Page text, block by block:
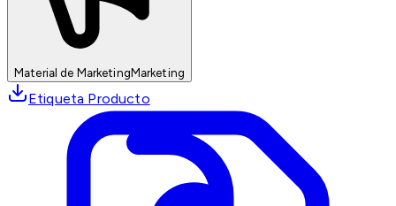
Material de MarketingMarketing
Etiqueta Producto